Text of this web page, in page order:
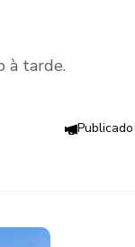
à tarde.